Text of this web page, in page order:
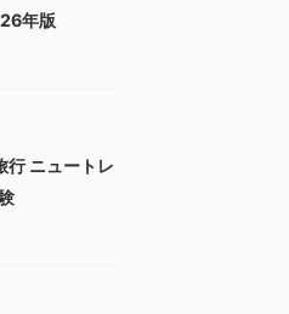
年版
ニュートレ